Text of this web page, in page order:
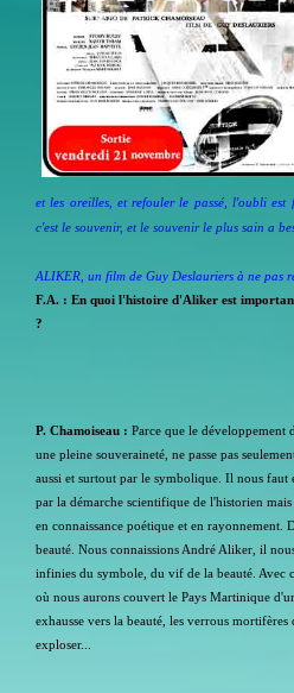
et les oreilles, et refouler le passé, l'oubli
c'est le souvenir, et le souvenir le plus sain a
ALIKER, un film de Guy Deslauriers à ne pas
F.A. : En quoi l'histoire d'Aliker est
?
P. Chamoiseau : Parce que le développement
une pleine souveraineté, ne passe pas
aussi et surtout par le symbolique. Il nous
par la démarche scientifique de l'historien
en connaissance poétique et en rayonnement.
beauté. Nous connaissions André Aliker, il
infinies du symbole, du vif de la beauté. Avec
où nous aurons couvert le Pays Martinique
exhausse vers la beauté, les verrous mortifères
exploser...